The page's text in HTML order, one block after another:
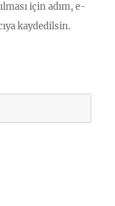
için adım, e-
kaydedilsin.